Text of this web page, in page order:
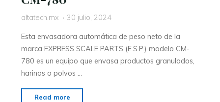
altatech.mx 30 julio, 2024
Esta envasadora automática de peso neto de la
marca EXPRESS SCALE PARTS (E.S.P.) modelo CM-
780 es un equipo que envasa productos granulados,
harinas o polvos …
Read more